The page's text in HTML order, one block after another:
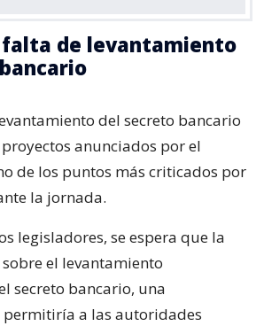
de levantamiento
del secreto bancario
anunciados por el
de los puntos más criticados por
la jornada.
legisladores, se espera que la
el levantamiento
secreto bancario, una
a las autoridades